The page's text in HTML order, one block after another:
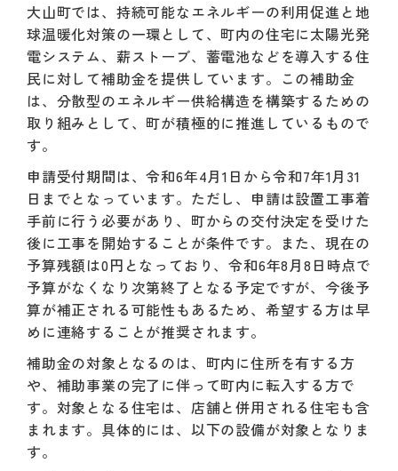
大山町では、持続可能なエネルギーの利用促進と地
球温暖化対策の一環として、町内の住宅に太陽光発
電システム、薪ストーブ、蓄電池などを導入する住
民に対して補助金を提供しています。この補助金
は、分散型のエネルギー供給構造を構築するための
取り組みとして、町が積極的に推進しているもので
す。
申請受付期間は、令和6年4月1日から令和7年1月31
日までとなっています。ただし、申請は設置工事着
手前に行う必要があり、町からの交付決定を受けた
後に工事を開始することが条件です。また、現在の
予算残額は0円となっており、令和6年8月8日時点で
予算がなくなり次第終了となる予定ですが、今後予
算が補正される可能性もあるため、希望する方は早
めに連絡することが推奨されます。
補助金の対象となるのは、町内に住所を有する方
や、補助事業の完了に伴って町内に転入する方で
す。対象となる住宅は、店舗と併用される住宅も含
まれます。具体的には、以下の設備が対象となりま
す。